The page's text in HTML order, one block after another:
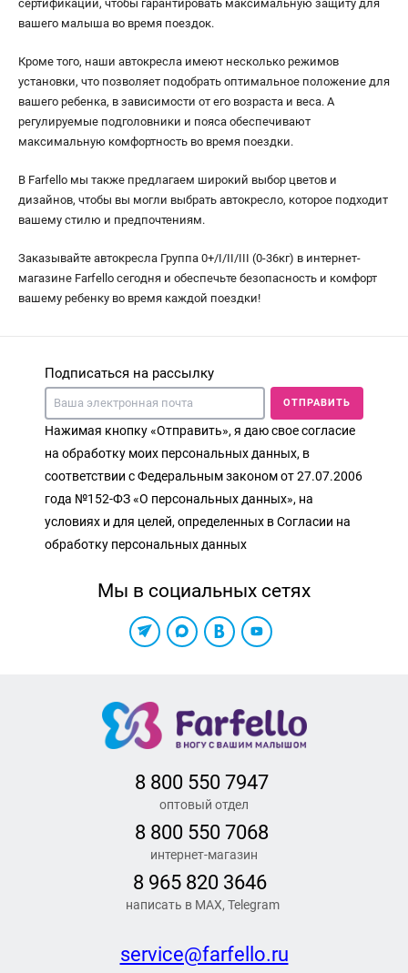
сертификаций, чтобы гарантировать максимальную защиту для
вашего малыша во время поездок.
Кроме того, наши автокресла имеют несколько режимов
установки, что позволяет подобрать оптимальное положение для
вашего ребенка, в зависимости от его возраста и веса. А
регулируемые подголовники и пояса обеспечивают
максимальную комфортность во время поездки.
В Farfello мы также предлагаем широкий выбор цветов и
дизайнов, чтобы вы могли выбрать автокресло, которое подходит
вашему стилю и предпочтениям.
Заказывайте автокресла Группа 0+/I/II/III (0-36кг) в интернет-
магазине Farfello сегодня и обеспечьте безопасность и комфорт
вашему ребенку во время каждой поездки!
Подписаться на рассылку
ОТПРАВИТЬ
Нажимая кнопку «Отправить», я даю свое согласие
на обработку моих персональных данных, в
соответствии с Федеральным законом от 27.07.2006
года №152-ФЗ «О персональных данных», на
условиях и для целей, определенных в Согласии на
обработку персональных данных
Мы в социальных сетях
8 800 550 7947
оптовый отдел
8 800 550 7068
интернет-магазин
8 965 820 3646
написать в MAX, Telegram
service@farfello.ru